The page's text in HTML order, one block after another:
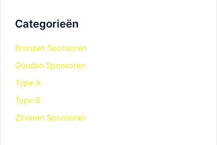
Categorieën
Bronzen Sponsoren
Gouden Sponsoren
Type A
Type B
Zilveren Sponsoren